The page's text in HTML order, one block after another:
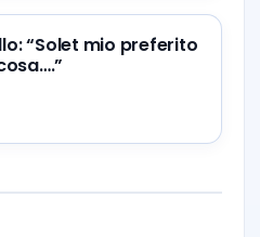
“Solet mio preferito